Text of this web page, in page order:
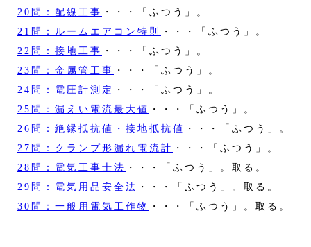
20問：配線工事 ・・・「ふつう」。
21問：ルームエアコン特則
・・・「ふつう」。
22問：接地工事 ・・・「ふつう」。
23問：金属管工事 ・・・「ふつう」。
24問：電圧計測定
・・・「ふつう」。
25問：漏えい電流最大値
・・・「ふつう」。
26問：絶縁抵抗値・接地抵抗値
・・・「ふつう」。
27問：クランプ形漏れ電流計 ・・・「ふつう」。
28問：電気工事士法 ・・・「ふつう」。取る。
29問：電気用品安全法 ・・・「ふつう」。取る。
30問：一般用電気工作物
・・・「ふつう」。取る。